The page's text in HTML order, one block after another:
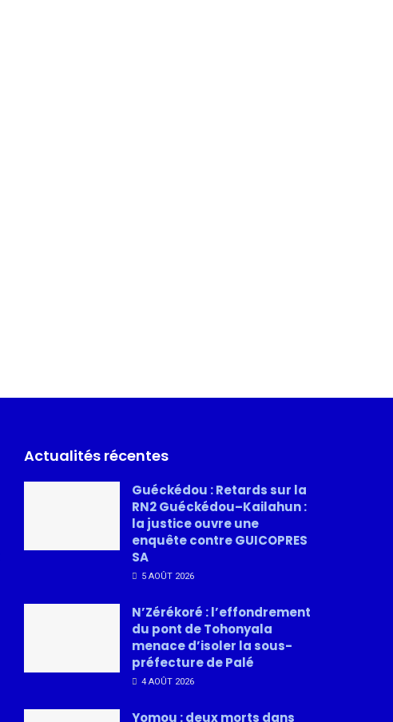
Actualités récentes
Guéckédou : Retards sur la
RN2 Guéckédou–Kailahun :
la justice ouvre une
enquête contre GUICOPRES
SA
5 AOÛT 2026
N’Zérékoré : l’effondrement
du pont de Tohonyala
menace d’isoler la sous-
préfecture de Palé
4 AOÛT 2026
Yomou : deux morts dans